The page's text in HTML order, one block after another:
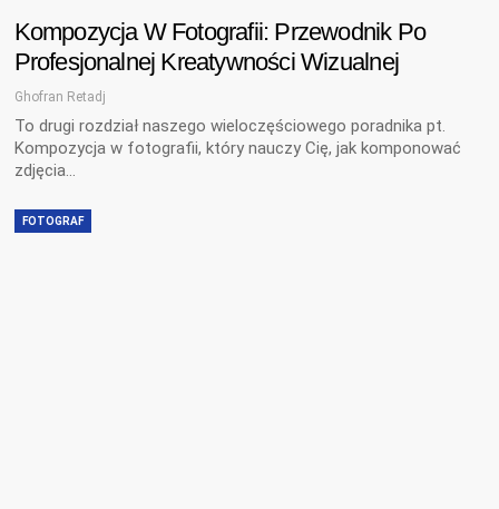
Kompozycja W Fotografii: Przewodnik Po
Profesjonalnej Kreatywności Wizualnej
Ghofran Retadj
To drugi rozdział naszego wieloczęściowego poradnika pt.
Kompozycja w fotografii, który nauczy Cię, jak komponować
zdjęcia…
FOTOGRAF